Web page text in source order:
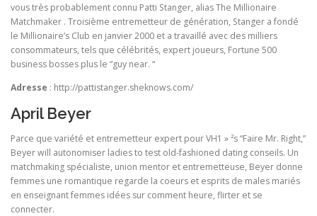
vous très probablement connu Patti Stanger, alias The Millionaire
Matchmaker . Troisième entremetteur de génération, Stanger a fondé
le Millionaire’s Club en janvier 2000 et a travaillé avec des milliers
consommateurs, tels que célébrités, expert joueurs, Fortune 500
business bosses plus le “guy near. “
Adresse : http://pattistanger.sheknows.com/
April Beyer
Parce que variété et entremetteur expert pour VH1 » ²s “Faire Mr. Right,”
Beyer will autonomiser ladies to test old-fashioned dating conseils. Un
matchmaking spécialiste, union mentor et entremetteuse, Beyer donne
femmes une romantique regarde la coeurs et esprits de males mariés
en enseignant femmes idées sur comment heure, flirter et se
connecter.